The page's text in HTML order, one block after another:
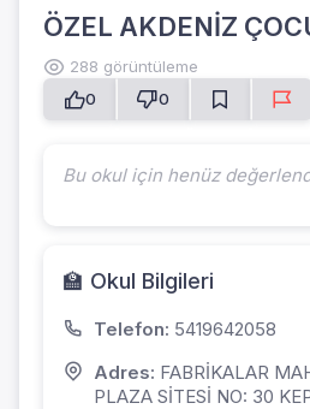
ÖZEL AKDENİZ
288 görüntüleme
0
0
Bu okul için henüz
🏫 Okul Bilgileri
Telefon: 5419642058
Adres: FABRİKALAR
PLAZA SİTESİ NO: 30